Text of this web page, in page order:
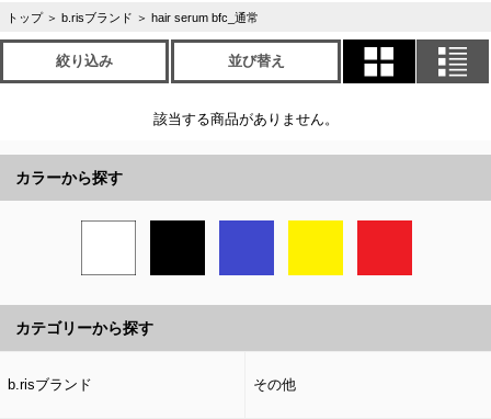
トップ ＞ b.risブランド ＞ hair serum bfc_通常
絞り込み 並び替え
該当する商品がありません。
カラーから探す
カテゴリーから探す
b.risブランド その他